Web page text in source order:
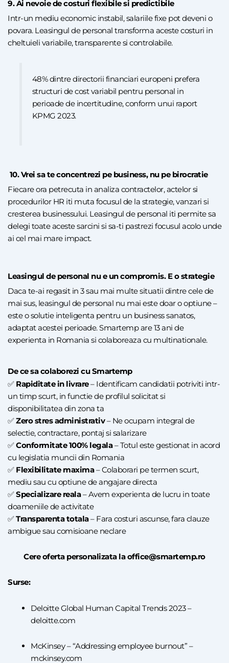
9. Ai nevoie de costuri flexibile si predictibile
Intr-un mediu economic instabil, salariile fixe pot deveni o
povara. Leasingul de personal transforma aceste costuri in
cheltuieli variabile, transparente si controlabile.
48% dintre directorii financiari europeni prefera
structuri de cost variabil pentru personal in
perioade de incertitudine, conform unui raport
KPMG 2023.
10. Vrei sa te concentrezi pe business, nu pe birocratie
Fiecare ora petrecuta in analiza contractelor, actelor si
procedurilor HR iti muta focusul de la strategie, vanzari si
cresterea businessului. Leasingul de personal iti permite sa
delegi toate aceste sarcini si sa-ti pastrezi focusul acolo unde
ai cel mai mare impact.
Leasingul de personal nu e un compromis. E o strategie
Daca te-ai regasit in 3 sau mai multe situatii dintre cele de
mai sus, leasingul de personal nu mai este doar o optiune –
este o solutie inteligenta pentru un business sanatos,
adaptat acestei perioade. Smartemp are 13 ani de
experienta in Romania si colaboreaza cu multinationale.
De ce sa colaborezi cu Smartemp
✅ Rapiditate in livrare– Identificam candidatii potriviti intr-
un timp scurt, in functie de profilul solicitat si
disponibilitatea din zona ta
✅Zero stres administrativ– Ne ocupam integral de
selectie, contractare, pontaj si salarizare
✅Conformitate 100% legala– Totul este gestionat in acord
cu legislatia muncii din Romania
✅ Flexibilitate maxima– Colaborari pe termen scurt,
mediu sau cu optiune de angajare directa
✅Specializare reala– Avem experienta de lucru in toate
doameniile de activitate
✅Transparenta totala– Fara costuri ascunse, fara clauze
ambigue sau comisioane neclare
Cere oferta personalizata la office@smartemp.ro
Surse:
Deloitte Global Human Capital Trends 2023 –
deloitte.com
McKinsey – “Addressing employee burnout” –
mckinsey.com